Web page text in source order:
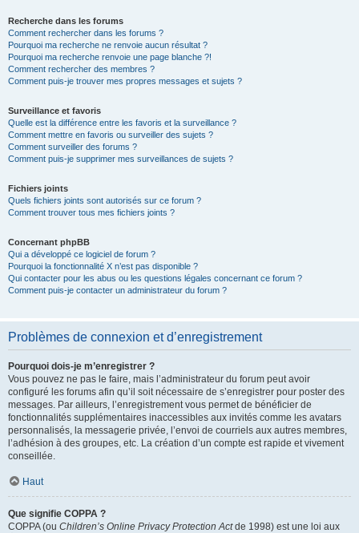
Recherche dans les forums
Comment rechercher dans les forums ?
Pourquoi ma recherche ne renvoie aucun résultat ?
Pourquoi ma recherche renvoie une page blanche ?!
Comment rechercher des membres ?
Comment puis-je trouver mes propres messages et sujets ?
Surveillance et favoris
Quelle est la différence entre les favoris et la surveillance ?
Comment mettre en favoris ou surveiller des sujets ?
Comment surveiller des forums ?
Comment puis-je supprimer mes surveillances de sujets ?
Fichiers joints
Quels fichiers joints sont autorisés sur ce forum ?
Comment trouver tous mes fichiers joints ?
Concernant phpBB
Qui a développé ce logiciel de forum ?
Pourquoi la fonctionnalité X n’est pas disponible ?
Qui contacter pour les abus ou les questions légales concernant ce forum ?
Comment puis-je contacter un administrateur du forum ?
Problèmes de connexion et d’enregistrement
Pourquoi dois-je m’enregistrer ?
Vous pouvez ne pas le faire, mais l’administrateur du forum peut avoir
configuré les forums afin qu’il soit nécessaire de s’enregistrer pour poster des
messages. Par ailleurs, l’enregistrement vous permet de bénéficier de
fonctionnalités supplémentaires inaccessibles aux invités comme les avatars
personnalisés, la messagerie privée, l’envoi de courriels aux autres membres,
l’adhésion à des groupes, etc. La création d’un compte est rapide et vivement
conseillée.
Haut
Que signifie COPPA ?
COPPA (ou Children’s Online Privacy Protection Actde 1998) est une loi aux